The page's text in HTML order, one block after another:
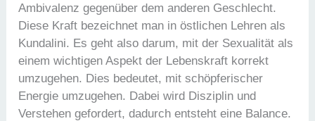
Ambivalenz gegenüber dem anderen Geschlecht.
Diese Kraft bezeichnet man in östlichen Lehren als
Kundalini. Es geht also darum, mit der Sexualität als
einem wichtigen Aspekt der Lebenskraft korrekt
umzugehen. Dies bedeutet, mit schöpferischer
Energie umzugehen. Dabei wird Disziplin und
Verstehen gefordert, dadurch entsteht eine Balance.